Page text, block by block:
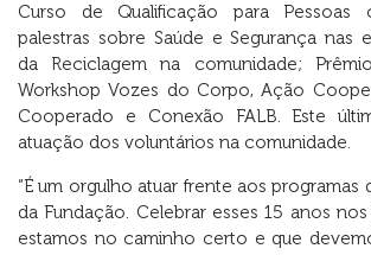
Curso de Qualificação para Pessoas
palestras sobre Saúde e Segurança nas
da Reciclagem na comunidade;
Workshop Vozes do Corpo, Ação
Cooperado e Conexão FALB. Este
atuação dos voluntários na comunidade.
“É um orgulho atuar frente aos programas
da Fundação. Celebrar esses 15 anos
estamos no caminho certo e que